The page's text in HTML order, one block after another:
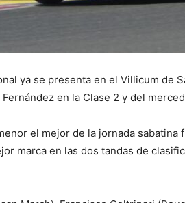
ya se presenta en el Villicum de
en la Clase 2 y del
el mejor de la jornada
marca en las dos tandas de